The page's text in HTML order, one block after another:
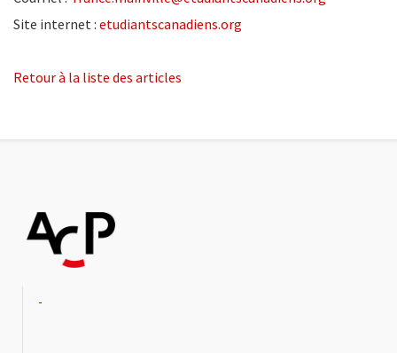
Site internet : etudiantscanadiens.org
Retour à la liste des articles